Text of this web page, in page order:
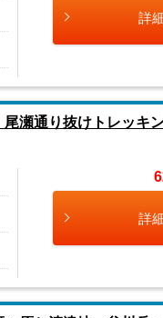
詳
尾瀬通り抜けトレッ
詳